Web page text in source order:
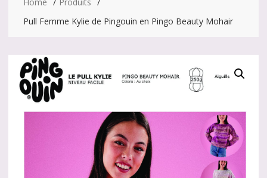
Pull Femme Kylie de Pingouin en Pingo Beauty Mohair